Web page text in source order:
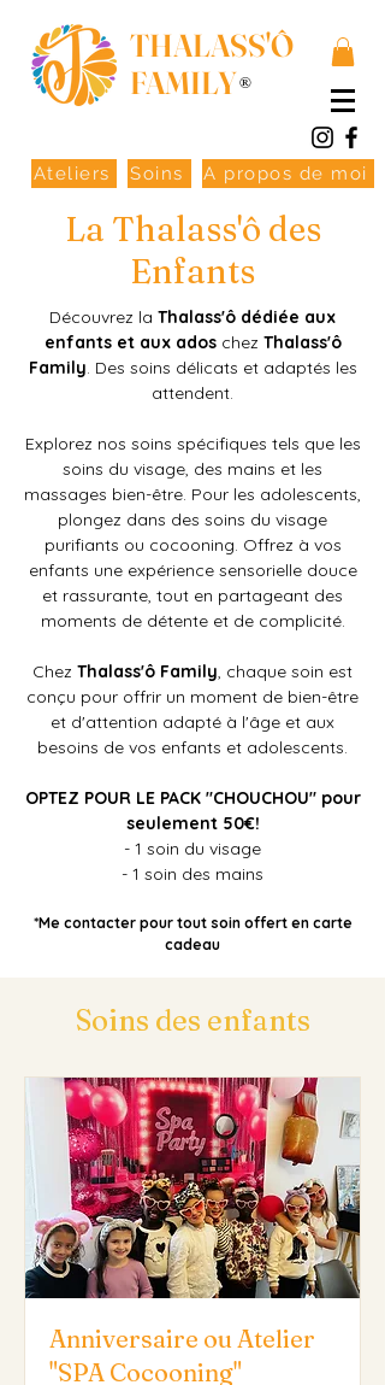
THALASS'Ô
FAMILY®
Ateliers Soins A propos de moi
La Thalass'ô des
Enfants
Découvrez la Thalass'ô dédiée aux
enfants et aux adoschez Thalass'ô
Family. Des soins délicats et adaptés les
attendent.
Explorez nos soins spécifiques tels que les
soins du visage, des mains et les
massages bien-être. Pour les adolescents,
plongez dans des soins du visage
purifiants ou cocooning. Offrez à vos
enfants une expérience sensorielle douce
et rassurante, tout en partageant des
moments de détente et de complicité.
Chez Thalass'ô Family, chaque soin est
conçu pour offrir un moment de bien-être
et d'attention adapté à l'âge et aux
besoins de vos enfants et adolescents.
OPTEZ POUR LE PACK "CHOUCHOU" pour
seulement 50€!
- 1 soin du visage
- 1 soin des mains
*Me contacter pour tout soin offert en carte
cadeau
Soins des enfants
Anniversaire ou Atelier
"SPA Cocooning"